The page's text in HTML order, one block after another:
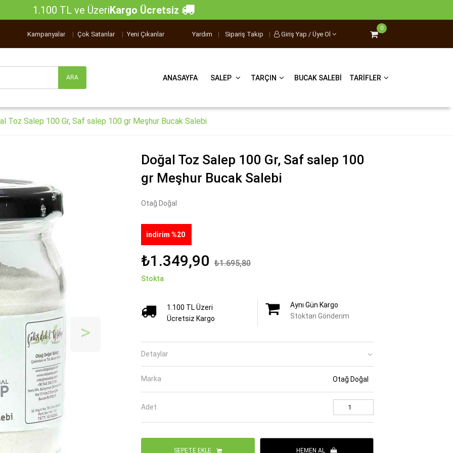
1.100 TL ve ÜzeriKargo Ücretsiz
Kampanyalar | Çok Satanlar | Yeni Çıkanlar Yardım | Sipariş Takip | Giriş Yap / Üye Ol
0
ANASAYFA SALEP TARÇIN BUCAK SALEBI TARIFLER
Toz Salep 100 Gr, Saf salep 100 gr Meşhur Bucak Salebi
Doğal Toz Salep 100 Gr, Saf salep 100
gr Meşhur Bucak Salebi
Otağ Doğal
indirim %20
₺1.349,90 ₺1.695,80
Stokta
1.100 TL Üzeri
Ücretsiz Kargo
Aynı Gün Kargo
Stoktan Gönderim
Detaylar
Marka Otağ Doğal
Adet
SEPETE EKLE HEMEN AL